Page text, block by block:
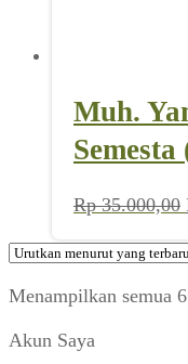
Muh.
Semesta
Rp35.000,00
Menampilkan semua
Akun Saya